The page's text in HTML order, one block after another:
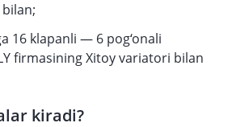
16 klapanli — 6 pog‘onali
firmasining Xitoy variatori bilan
kiradi?